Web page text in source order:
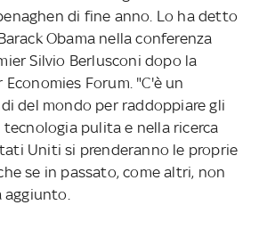
di fine anno. Lo ha detto
Obama nella conferenza
Silvio Berlusconi dopo la
Forum. "C'è un
del mondo per raddoppiare gli
pulita e nella ricerca
Uniti si prenderanno le proprie
se in passato, come altri, non